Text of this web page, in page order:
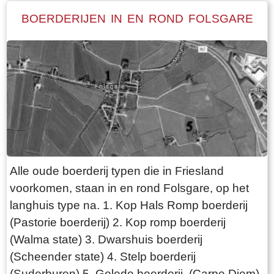
BOERDERIJEN IN EN ROND FOLSGARE
Alle oude boerderij typen die in Friesland
voorkomen, staan in en rond Folsgare, op het
langhuis type na. 1. Kop Hals Romp boerderij
(Pastorie boerderij) 2. Kop romp boerderij
(Walma state) 3. Dwarshuis boerderij
(Scheender state) 4. Stelp boerderij